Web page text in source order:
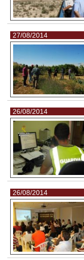
27/08/2014
26/08/2014
26/08/2014